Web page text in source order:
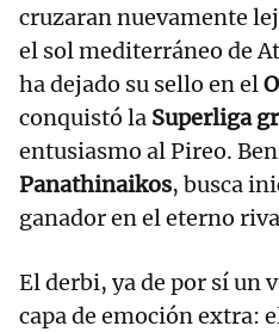
cruzaran nuevamente
el sol mediterráneo de
ha dejado su sello en el
conquistó la Superliga
entusiasmo al Pireo.
Panathinaikos, busca
ganador en el eterno
El derbi, ya de por sí un
capa de emoción extra: